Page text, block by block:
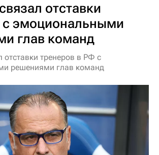
отставки
с эмоциональными
глав команд
отставки тренеров в РФ с
решениями глав команд